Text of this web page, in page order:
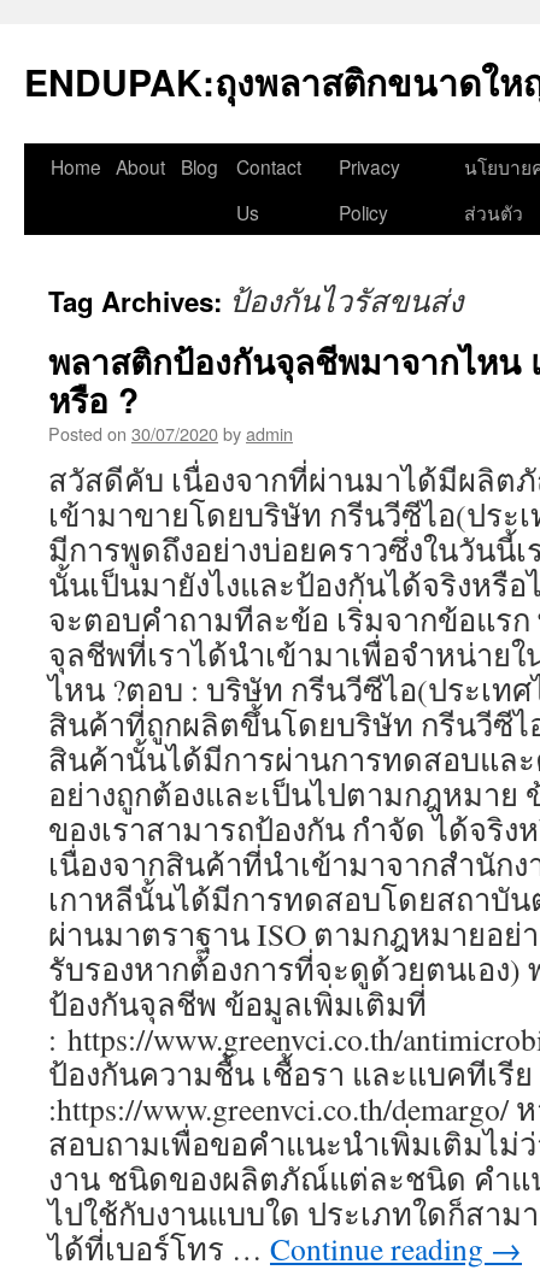
content
ENDUPAK:ถุงพลาสติกขนาดให
Home About Blog
Contact
Us
Privacy
Policy
นโยบาย
ส่วนตัว
Tag Archives: ป้องกันไวรัสขนส่ง
พลาสติกป้องกันจุลชีพมาจากไหน
หรือ ?
Posted on 30/07/2020byadmin
สวัสดีคับ เนื่องจากที่ผ่านมาได้มีผลิ
เข้ามาขายโดยบริษัท กรีนวีซีไอ(ประ
มีการพูดถึงอย่างบ่อยคราวซึ่งในวันนี้
นั้นเป็นมายังไงและป้องกันได้จริงหรื
จะตอบคำถามทีละข้อ เริ่มจากข้อแร
จุลชีพที่เราได้นำเข้ามาเพื่อจำหน่าย
ไหน ?ตอบ : บริษัท กรีนวีซีไอ(ประเท
สินค้าที่ถูกผลิตขึ้นโดยบริษัท กรีนวีซีไ
สินค้านั้นได้มีการผ่านการทดสอบแล
อย่างถูกต้องและเป็นไปตามกฎหมา
ของเราสามารถป้องกัน กำจัด ได้จริง
เนื่องจากสินค้าที่นำเข้ามาจากสำนัก
เกาหลีนั้นได้มีการทดสอบโดยสถาบัน
ผ่านมาตราฐาน ISO ตามกฎหมายอย่
รับรองหากต้องการที่จะดูด้วยตนเอง
ป้องกันจุลชีพ ข้อมูลเพิ่มเติมที่
: https://www.greenvci.co.th/
ป้องกันความชื้น เชื้อรา และแบคทีเรี
:https://www.greenvci.co.th/
สอบถามเพื่อขอคำแนะนำเพิ่มเติมไม่
งาน ชนิดของผลิตภัณ์แต่ละชนิด คำแ
ไปใช้กับงานแบบใด ประเภทใดก็สาม
ได้ที่เบอร์โทร … Continue reading →